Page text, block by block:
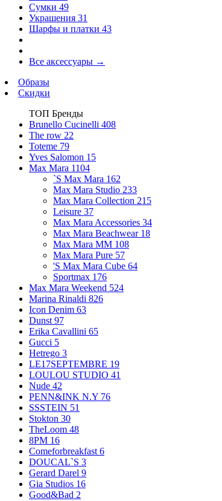
Сумки 49
Украшения 31
Шарфы и платки 43
Все аксессуары →
Образы
Скидки
ТОП Бренды
Brunello Cucinelli 408
The row 22
Toteme 79
Yves Salomon 15
Max Mara 1104
`S Max Mara 162
Max Mara Studio 233
Max Mara Collection 215
Leisure 37
Max Mara Accessories 34
Max Mara Beachwear 18
Max Mara MM 108
Max Mara Pure 57
'S Max Mara Cube 64
Sportmax 176
Max Mara Weekend 524
Marina Rinaldi 826
Icon Denim 63
Dunst 97
Erika Cavallini 65
Gucci 5
Hetrego 3
LE17SEPTEMBRE 19
LOULOU STUDIO 41
Nude 42
PENN&INK N.Y 76
SSSTEIN 51
Stokton 30
TheLoom 48
8PM 16
Comeforbreakfast 6
DOUCAL`S 3
Gerard Darel 9
Gia Studios 16
Good&Bad 2